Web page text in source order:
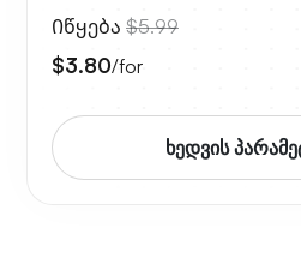
Იწყება $5.99
$3.80/for
ხედვის